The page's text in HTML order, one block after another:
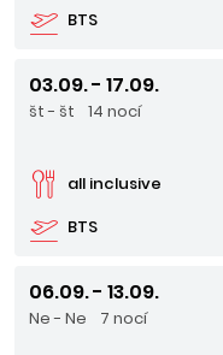
BTS
03.09. - 17.09.
št - št 14 nocí
BTS
all inclusive
06.09. - 13.09.
Ne - Ne 7 nocí